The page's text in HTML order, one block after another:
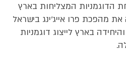
הדוגמניות המצליחות בארץ
מובילה את מהפכת פרו אייג'ינג בישראל
בארץ לייצוג דוגמניות